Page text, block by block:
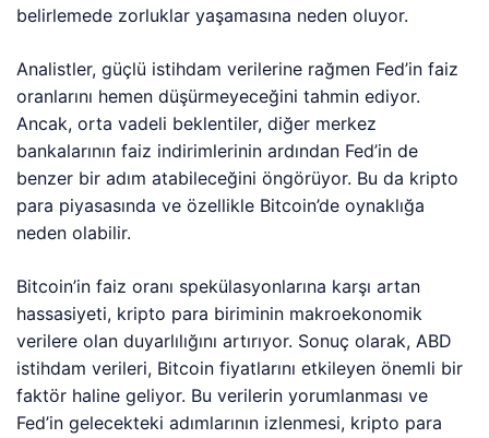
belirlemede zorluklar yaşamasına neden oluyor.
Analistler, güçlü istihdam verilerine rağmen Fed’in faiz
oranlarını hemen düşürmeyeceğini tahmin ediyor.
Ancak, orta vadeli beklentiler, diğer merkez
bankalarının faiz indirimlerinin ardından Fed’in de
benzer bir adım atabileceğini öngörüyor. Bu da kripto
para piyasasında ve özellikle Bitcoin’de oynaklığa
neden olabilir.
Bitcoin’in faiz oranı spekülasyonlarına karşı artan
hassasiyeti, kripto para biriminin makroekonomik
verilere olan duyarlılığını artırıyor. Sonuç olarak, ABD
istihdam verileri, Bitcoin fiyatlarını etkileyen önemli bir
faktör haline geliyor. Bu verilerin yorumlanması ve
Fed’in gelecekteki adımlarının izlenmesi, kripto para